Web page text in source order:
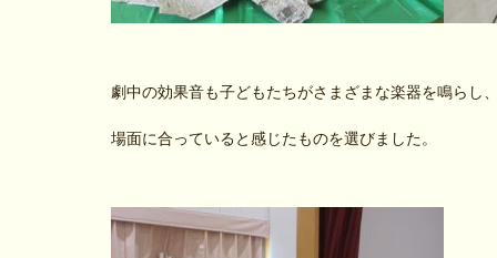
劇中の効果音も子どもたちがさまざまな楽器を鳴らし
場面に合っていると感じたものを選びました。